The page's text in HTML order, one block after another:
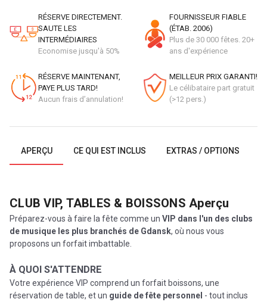
RÉSERVE DIRECTEMENT.
SAUTE LES
INTERMÉDIAIRES
Economise jusqu'à 50%
FOURNISSEUR FIABLE
(ÉTAB. 2006)
Plus de 30 000 fêtes. 20+
ans d'expérience
RÉSERVE MAINTENANT,
PAYE PLUS TARD!
Aucun frais d’annulation!
MEILLEUR PRIX GARANTI!
Le célibataire part gratuit
(>12 pers.)
APERÇU CE QUI EST INCLUS EXTRAS / OPTIONS
CLUB VIP, TABLES & BOISSONS Aperçu
Préparez-vous à faire la fête comme un VIP dans l'un des clubs
de musique les plus branchés de Gdansk, où nous vous
proposons un forfait imbattable.
À QUOI S'ATTENDRE
Votre expérience VIP comprend un forfait boissons, une
réservation de table, et un guide de fête personnel - tout inclus